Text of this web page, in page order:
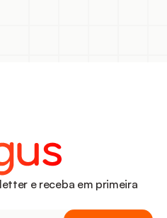
e receba em primeira